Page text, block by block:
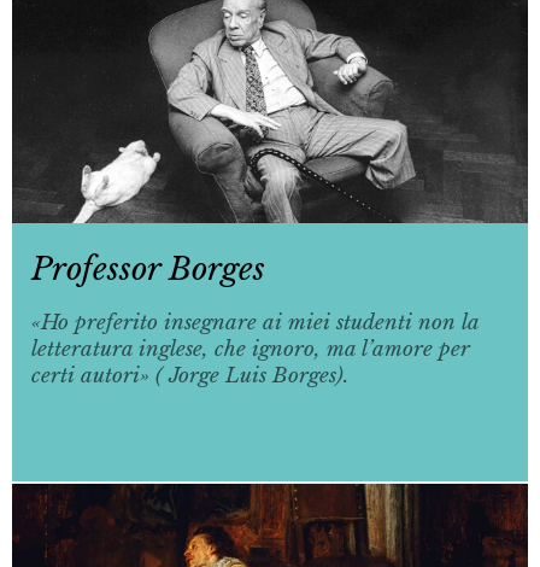
Professor Borges
«Ho preferito insegnare ai miei studenti non la
letteratura inglese, che ignoro, ma l’amore per
certi autori» ( Jorge Luis Borges).